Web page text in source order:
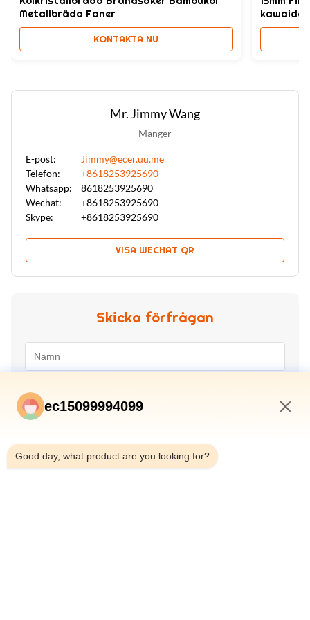
Metallbräda Faner
KONTAKTA NU
kawaida
Mr. Jimmy Wang
Manger
E-post:
Jimmy@ecer.uu.me
Telefon:
+8618253925690
Whatsapp:
8618253925690
Wechat:
+8618253925690
Skype:
+8618253925690
VISA WECHAT QR
Skicka förfrågan
ec15099994099
Good day, what product are you looking for?